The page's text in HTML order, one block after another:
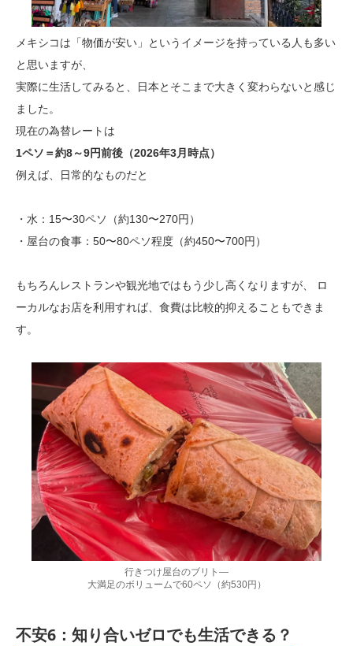
メキシコは「物価が安い」というイメージを持っている人も多い
と思いますが、
実際に生活してみると、日本とそこまで大きく変わらないと感じ
ました。
現在の為替レートは
1ペソ＝約8～9円前後（2026年3月時点）
例えば、日常的なものだと
・水：15〜30ペソ（約130〜270円）
・屋台の食事：50〜80ペソ程度（約450〜700円）
もちろんレストランや観光地ではもう少し高くなりますが、 ロ
ーカルなお店を利用すれば、食費は比較的抑えることもできま
す。
行きつけ屋台のブリト―
大満足のボリュームで60ペソ（約530円）
不安6：知り合いゼロでも生活できる？